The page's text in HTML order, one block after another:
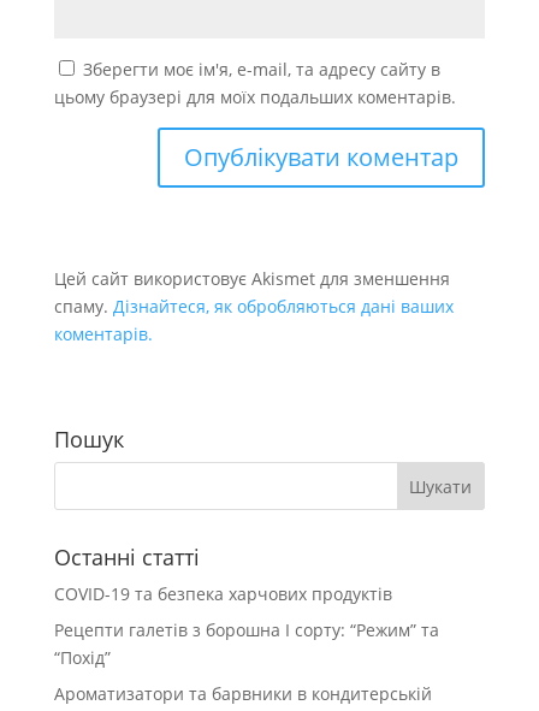
Зберегти моє ім'я, e-mail, та адресу сайту в
цьому браузері для моїх подальших коментарів.
Цей сайт використовує Akismet для зменшення
спаму. Дізнайтеся, як обробляються дані ваших
коментарів.
Пошук
Останні статті
COVID-19 та безпека харчових продуктів
Рецепти галетів з борошна І сорту: “Режим” та
“Похід”
Ароматизатори та барвники в кондитерській